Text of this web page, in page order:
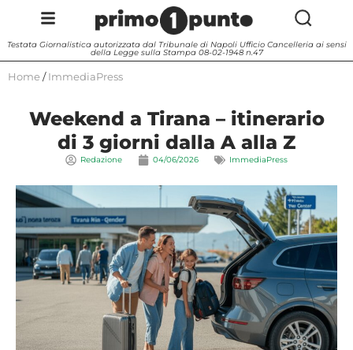
Testata Giornalistica autorizzata dal Tribunale di Napoli Ufficio Cancelleria ai sensi
della Legge sulla Stampa 08-02-1948 n.47
Home / ImmediaPress
Weekend a Tirana – itinerario
di 3 giorni dalla A alla Z
Redazione 04/06/2026 ImmediaPress